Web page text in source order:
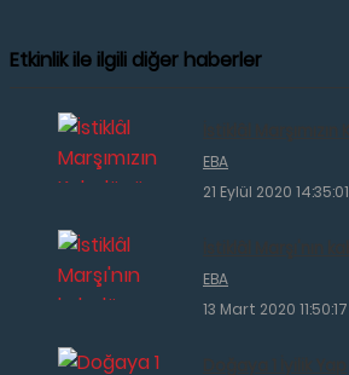
Etkinlik ile ilgili diğer haberler
EBA
21 Eylül 2020 14:35:01
EBA
13 Mart 2020 11:50:17